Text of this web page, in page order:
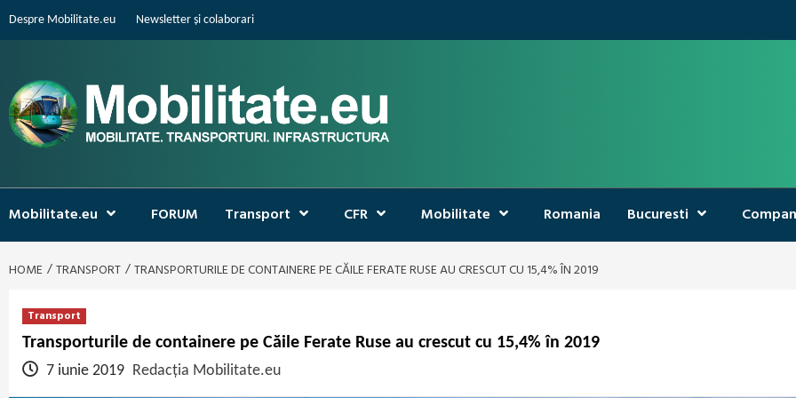
Despre Mobilitate.eu Newsletter și colaborari
Mobilitate.eu FORUM Transport CFR Mobilitate Romania Bucuresti
HOME TRANSPORT TRANSPORTURILE DE CONTAINERE PE CĂILE FERATE RUSE AU CRESCUT CU 15,4% ÎN 2019
Transport
Transporturile de containere pe Căile Ferate Ruse au crescut cu 15,4% în 2019
7 iunie 2019 Redacția Mobilitate.eu